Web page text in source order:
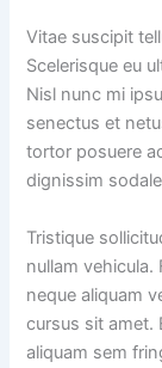
Vitae suscipit
Scelerisque eu
Nisl nunc mi
senectus et
tortor posuere
dignissim
Tristique
nullam
neque aliquam
cursus sit amet.
aliquam sem